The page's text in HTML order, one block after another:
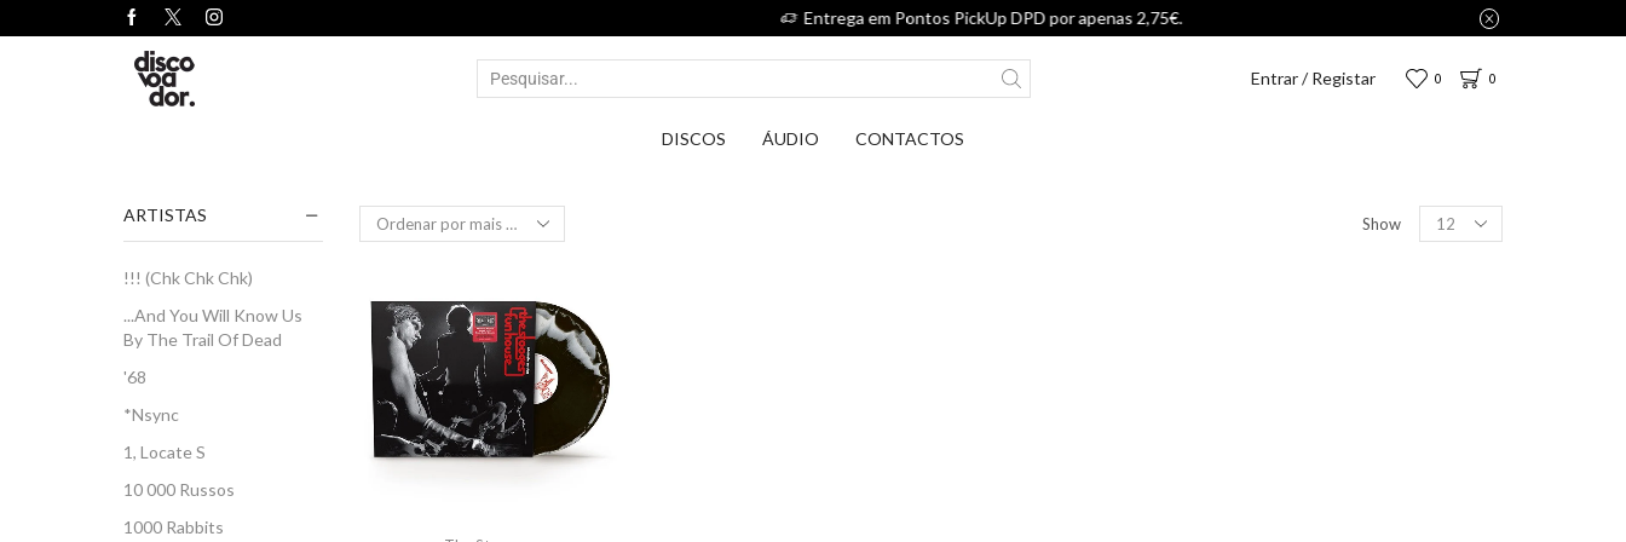
Entrega em Pontos PickUp DPD por apenas 2,75€.
Entrar / Registar 0 0
DISCOS ÁUDIO CONTACTOS
Show
ARTISTAS
!!! (Chk Chk Chk)
...And You Will Know Us
By The Trail Of Dead
'68
*Nsync
1, Locate S
10 000 Russos
1000 Rabbits